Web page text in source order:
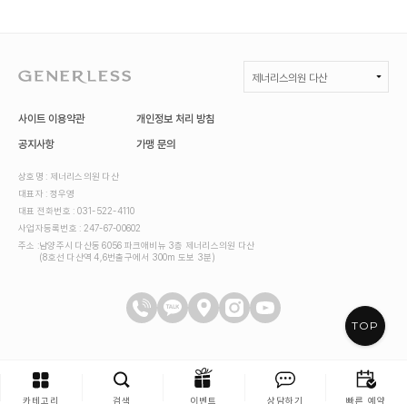
카테고리 검색 이벤트 상담하기 빠른 예약
TOP
사이트 이용약관
개인정보 처리 방침
공지사항
가맹 문의
상호명 : 제너리스의원 다산
대표자 : 정우영
대표 전화번호 : 031-522-4110
사업자등록번호 : 247-67-00602
주소 :남양주시 다산동 6056 파크애비뉴 3층 제너리스의원 다산
(8호선 다산역 4,6번출구에서 300m 도보 3분)
제너리스의원 다산
제너리스의원 일산